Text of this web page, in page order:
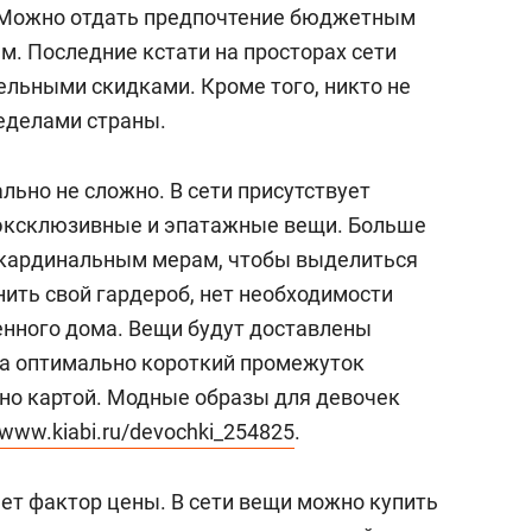
отдать предпочтение бюджетным
Последние кстати на просторах сети
скидками. Кроме того, никто не
страны.
не сложно. В сети присутствует
и эпатажные вещи. Больше
мерам, чтобы выделиться
свой гардероб, нет необходимости
дома. Вещи будут доставлены
оптимально короткий промежуток
картой. Модные образы для девочек
devochki_254825.
фактор цены. В сети вещи можно купить
состоянием как основа
антихрупких команд